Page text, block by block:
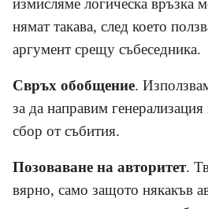
измисляме логическа връзка
нямат такава, след което
аргумент срещу събеседника.
Свръх обобщение.
за да направим
сбор от събития.
Позоваване на авторитет.
вярно, само защото някакъв